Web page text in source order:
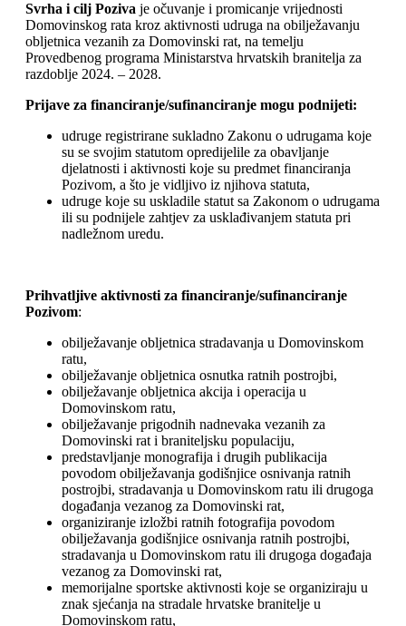
Svrha i cilj Poziva je očuvanje i promicanje vrijednosti
Domovinskog rata kroz aktivnosti udruga na obilježavanju
obljetnica vezanih za Domovinski rat, na temelju
Provedbenog programa Ministarstva hrvatskih branitelja za
razdoblje 2024. – 2028.
Prijave za financiranje/sufinanciranje mogu podnijeti:
udruge registrirane sukladno Zakonu o udrugama koje
su se svojim statutom opredijelile za obavljanje
djelatnosti i aktivnosti koje su predmet financiranja
Pozivom, a što je vidljivo iz njihova statuta,
udruge koje su uskladile statut sa Zakonom o udrugama
ili su podnijele zahtjev za usklađivanjem statuta pri
nadležnom uredu.
Prihvatljive aktivnosti za financiranje/sufinanciranje
Pozivom:
obilježavanje obljetnica stradavanja u Domovinskom
ratu,
obilježavanje obljetnica osnutka ratnih postrojbi,
obilježavanje obljetnica akcija i operacija u
Domovinskom ratu,
obilježavanje prigodnih nadnevaka vezanih za
Domovinski rat i braniteljsku populaciju,
predstavljanje monografija i drugih publikacija
povodom obilježavanja godišnjice osnivanja ratnih
postrojbi, stradavanja u Domovinskom ratu ili drugoga
događanja vezanog za Domovinski rat,
organiziranje izložbi ratnih fotografija povodom
obilježavanja godišnjice osnivanja ratnih postrojbi,
stradavanja u Domovinskom ratu ili drugoga događaja
vezanog za Domovinski rat,
memorijalne sportske aktivnosti koje se organiziraju u
znak sjećanja na stradale hrvatske branitelje u
Domovinskom ratu,